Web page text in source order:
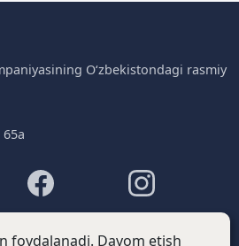
foydalanadi. Davom etish
O‘zbekistondagi rasmiy